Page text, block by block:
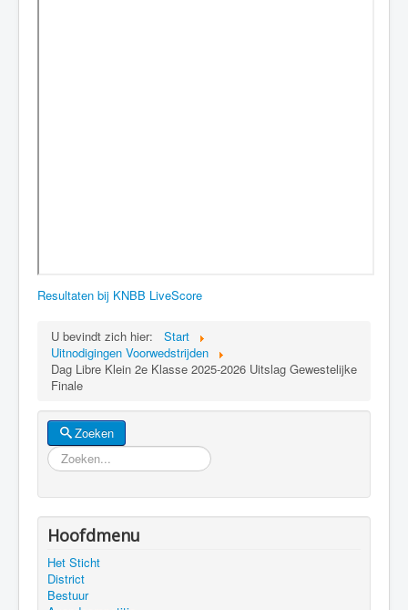
Resultaten bij KNBB LiveScore
U bevindt zich hier:
Start
Uitnodigingen Voorwedstrijden
Dag Libre Klein 2e Klasse 2025-2026 Uitslag Gewestelijke
Finale
Zoeken
Zoeken
Hoofdmenu
Het Sticht
District
Bestuur